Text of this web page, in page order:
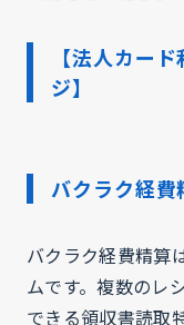
【法人カー
ジ】
バクラク経費
バクラク経費精算
ムです。複数のレ
できる領収書読取